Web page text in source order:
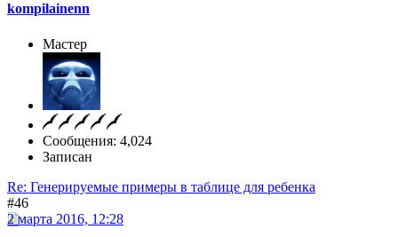
kompilainenn
Мастер
Сообщения: 4,024
Записан
Re: Генерируемые примеры в таблице для ребенка
#46
2 марта 2016, 12:28